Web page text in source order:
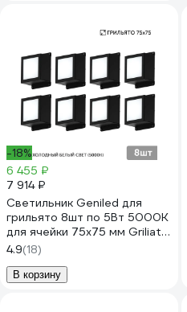
-18%
6 455 ₽
7 914 ₽
Светильник Geniled для
грильято 8шт по 5Вт 5000К
для ячейки 75x75 мм Griliato
Tetris встраиваемый
08835_black
4.9(18)
В корзину